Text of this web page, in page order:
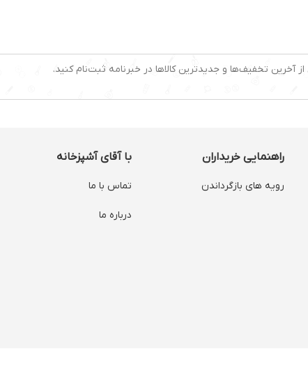
آخرین تخفیف‌ها و جدیدترین کالاها در خبرنامه ثبت‌نام کنید.
راهنمایی خریداران
رویه های بازگرداندن
با آقای آشپزخانه
تماس با ما
درباره ما